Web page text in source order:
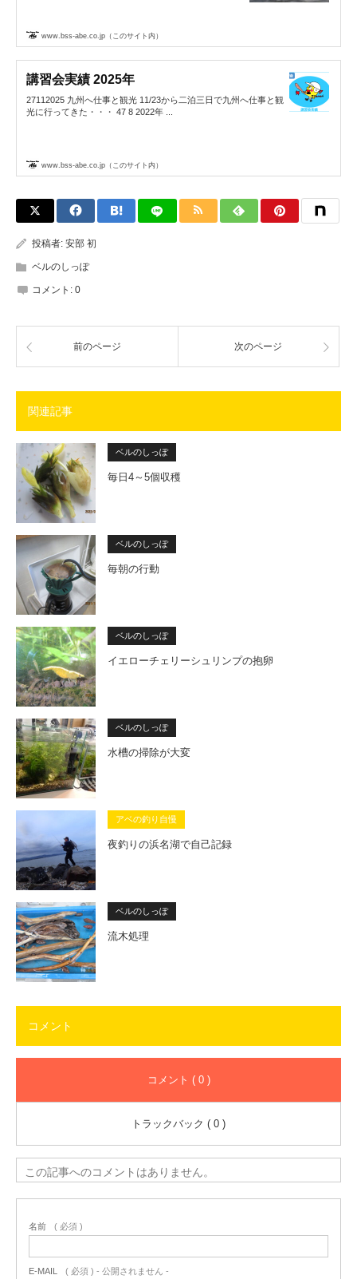
www.bss-abe.co.jp（このサイト内）
講習会実績 2025年
27112025 九州へ仕事と観光 11/23から二泊三日で九州へ仕事と観
光に行ってきた・・・ 47 8 2022年 ...
www.bss-abe.co.jp（このサイト内）
投稿者: 安部 初
ベルのしっぽ
コメント: 0
前のページ 次のページ
関連記事
ベルのしっぽ
毎日4～5個収穫
ベルのしっぽ
毎朝の行動
ベルのしっぽ
イエローチェリーシュリンプの抱卵
ベルのしっぽ
水槽の掃除が大変
アベの釣り自慢
夜釣りの浜名湖で自己記録
ベルのしっぽ
流木処理
コメント
コメント ( 0 )
トラックバック ( 0 )
この記事へのコメントはありません。
名前 ( 必須 )
E-MAIL ( 必須 ) - 公開されません -